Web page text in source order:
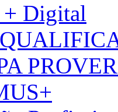
+ Digital